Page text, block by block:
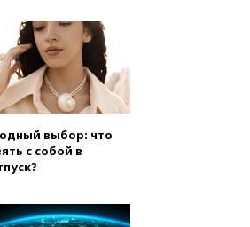
удара
в Керчи
Беспилотник
сухогруз у
Новороссийска
вырос в этом
чем на четверть
атаке дрона на
область
выбор: что
с собой в